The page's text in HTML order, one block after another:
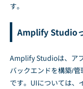
す。
Amplify Studio
Amplify Studioは、ア
バックエンドを構築/
です。UIについては、